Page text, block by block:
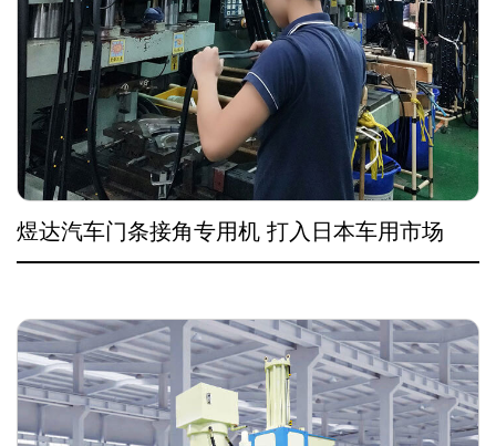
煜达汽车门条接角专用机 打入日本车用市场